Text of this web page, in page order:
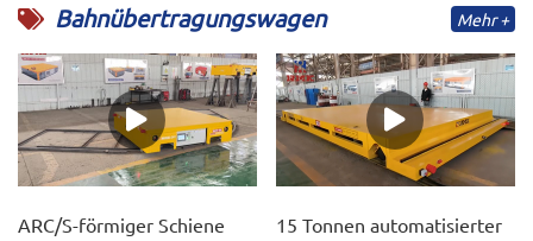
Bahnübertragungswagen Mehr +
ARC/S-förmiger Schiene
15 Tonnen automatisierter